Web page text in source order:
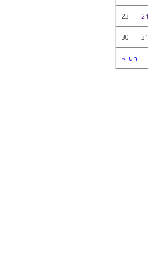
« jun
23 24
30 31